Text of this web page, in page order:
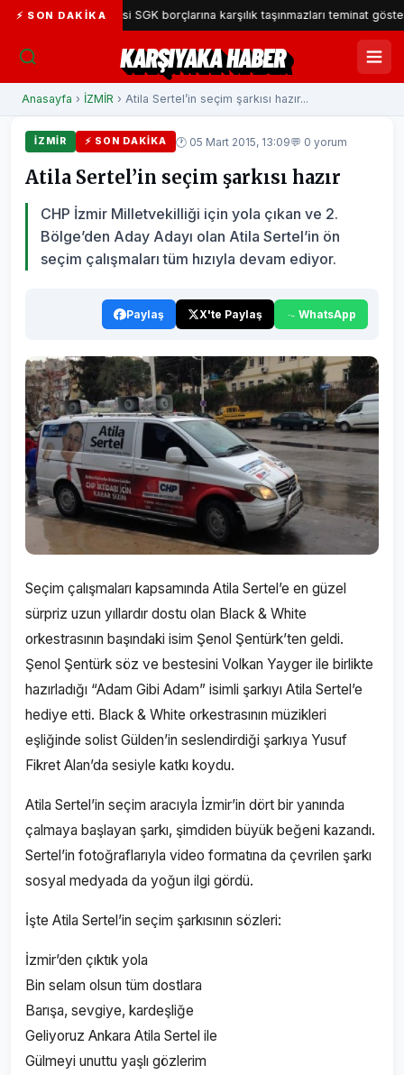
⚡ SON DAKIKA
Belediyesi SGK borçlarına karşılık taşınmazları teminat gösterecek
KARŞIYAKA HABER
Anasayfa › İZMİR › Atila Sertel’in seçim şarkısı hazır...
İZMİR ⚡ SON DAKIKA 🕐 05 Mart 2015, 13:09💬 0 yorum
Atila Sertel’in seçim şarkısı hazır
CHP İzmir Milletvekilliği için yola çıkan ve 2.
Bölge’den Aday Adayı olan Atila Sertel’in ön
seçim çalışmaları tüm hızıyla devam ediyor.
Paylaş X'te Paylaş WhatsApp
Seçim çalışmaları kapsamında Atila Sertel’e en güzel
sürpriz uzun yıllardır dostu olan Black & White
orkestrasının başındaki isim Şenol Şentürk’ten geldi.
Şenol Şentürk söz ve bestesini Volkan Yayger ile birlikte
hazırladığı “Adam Gibi Adam” isimli şarkıyı Atila Sertel’e
hediye etti. Black & White orkestrasının müzikleri
eşliğinde solist Gülden’in seslendirdiği şarkıya Yusuf
Fikret Alan’da sesiyle katkı koydu.
Atila Sertel’in seçim aracıyla İzmir’in dört bir yanında
çalmaya başlayan şarkı, şimdiden büyük beğeni kazandı.
Sertel’in fotoğraflarıyla video formatına da çevrilen şarkı
sosyal medyada da yoğun ilgi gördü.
İşte Atila Sertel’in seçim şarkısının sözleri:
İzmir’den çıktık yola
Bin selam olsun tüm dostlara
Barışa, sevgiye, kardeşliğe
Geliyoruz Ankara Atila Sertel ile
Gülmeyi unuttu yaşlı gözlerim